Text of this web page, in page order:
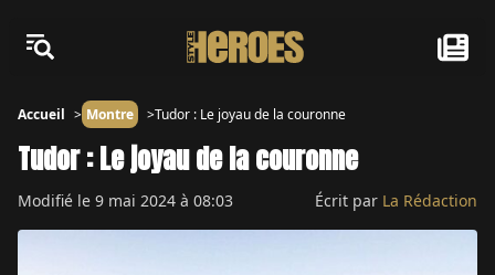
Accueil Montre Tudor : Le joyau de la couronne
Tudor : Le joyau de la couronne
Modifié le 9 mai 2024 à 08:03 Écrit par La Rédaction